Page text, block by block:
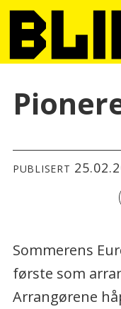
PUBLISERT
Sommerens
første som
Arrangørene